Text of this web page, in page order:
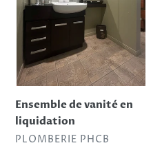
i
o
n
:
Ensemble de vanité en
liquidation
DISTRIBUTEUR
PLOMBERIE PHCB